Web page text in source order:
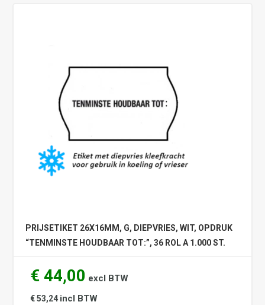
PRIJSETIKET 26X16MM, G, DIEPVRIES, WIT, OPDRUK
“TENMINSTE HOUDBAAR TOT:”, 36 ROL A 1.000 ST.
€ 44,00 excl BTW
€ 53,24 incl BTW